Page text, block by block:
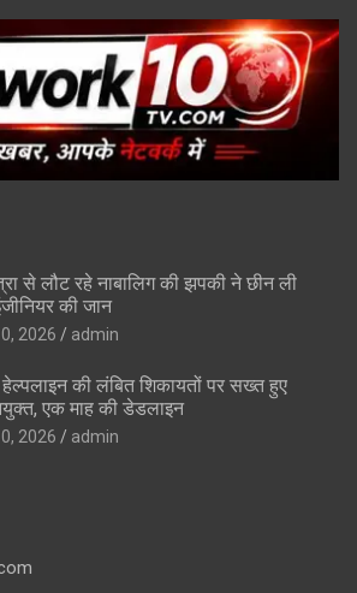
से लौट रहे नाबालिग की झपकी ने छीन ली
की जान
2026 admin
की लंबित शिकायतों पर सख्त हुए
एक माह की डेडलाइन
2026 admin